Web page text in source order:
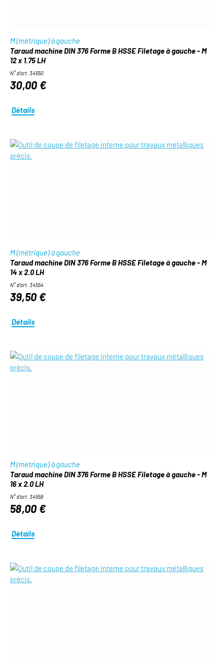
M (métrique) à gauche
Taraud machine DIN 376 Forme B HSSE Filetage à gauche - M
12 x 1.75 LH
N° d'art. 34550
30,00 €
Détails
M (métrique) à gauche
Taraud machine DIN 376 Forme B HSSE Filetage à gauche - M
14 x 2.0 LH
N° d'art. 34554
39,50 €
Détails
M (métrique) à gauche
Taraud machine DIN 376 Forme B HSSE Filetage à gauche - M
16 x 2.0 LH
N° d'art. 34558
58,00 €
Détails